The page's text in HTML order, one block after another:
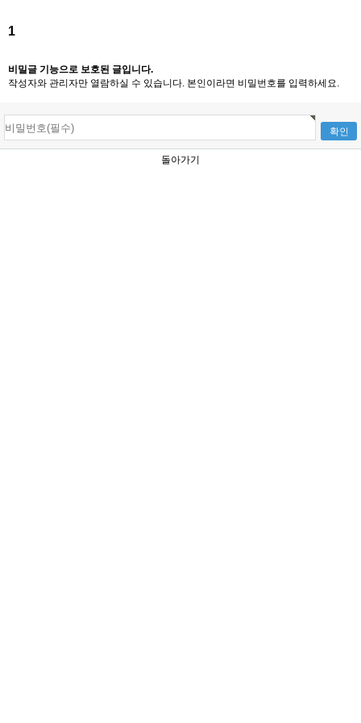
1
비밀글 기능으로 보호된 글입니다.
작성자와 관리자만 열람하실 수 있습니다. 본인이라면 비밀번호를 입력하세요.
돌아가기